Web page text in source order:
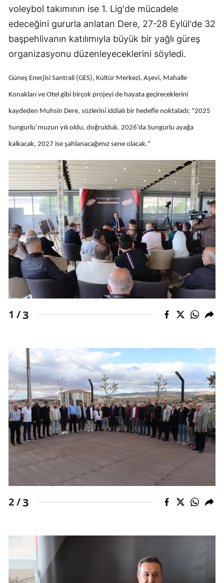
Malatya
Manisa
Kahramanmaraş
Mardin
Muğla
Niğde
Ordu
Rize
Sakarya
Samsun
Siirt
Sinop
Trabzon
Tunceli
Şanlıurfa
Uşak
Van
Yozgat
Zonguldak
Aksaray
Kırıkkale
voleybol takımının ise 1. Lig'de mücadele
edeceğini gururla anlatan Dere, 27-28 Eylül'de 32
başpehlivanın katılımıyla büyük bir yağlı güreş
organizasyonu düzenleyeceklerini söyledi.
Güneş Enerjisi Santrali (GES), Kültür Merkezi, Aşevi, Mahalle
Konakları ve Otel gibi birçok projeyi de hayata geçireceklerini
kaydeden Muhsin Dere, sözlerini iddialı bir hedefle noktaladı: "2025
Sungurlu’muzun yılı oldu, doğrulduk. 2026'da Sungurlu ayağa
kalkacak, 2027 ise şahlanacağımız sene olacak."
1 /3
2 /3